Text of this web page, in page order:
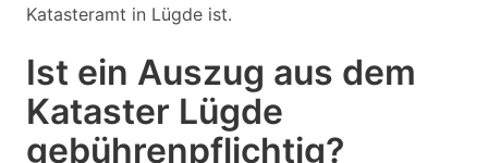
Katasteramt in Lügde ist.
Ist ein Auszug aus dem
Kataster Lügde
gebührenpflichtig?